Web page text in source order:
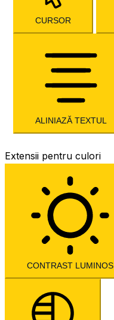
CURSOR
ALINIAZĂ TEXTUL
Extensii pentru culori
CONTRAST LUMINOS